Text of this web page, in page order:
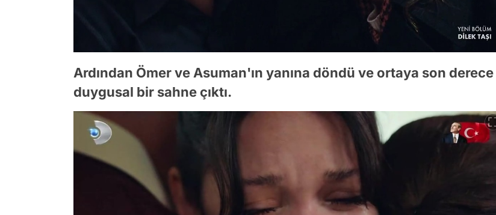
Ardından Ömer ve Asuman'ın yanına döndü ve ortaya son derece
duygusal bir sahne çıktı.